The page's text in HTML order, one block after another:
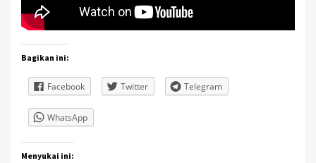
Bagikan ini:
Facebook Twitter Telegram
WhatsApp
Menyukai ini: